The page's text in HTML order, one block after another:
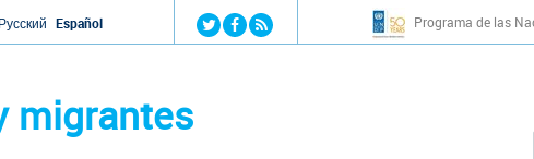
Jump to navigation
Русский Español Programa de las
migrantes